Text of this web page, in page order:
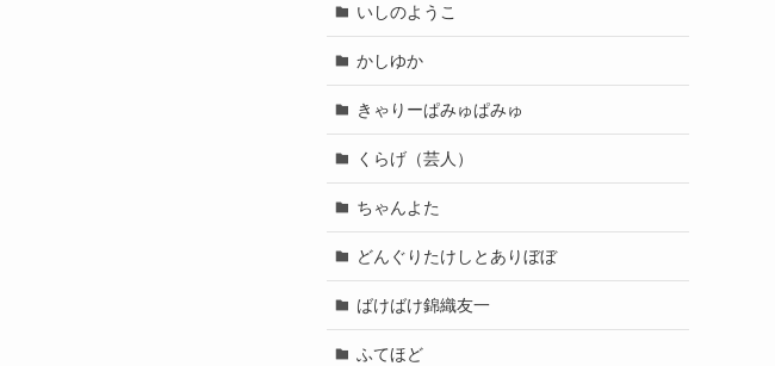
いしのようこ
かしゆか
きゃりーぱみゅぱみゅ
くらげ（芸人）
ちゃんよた
どんぐりたけしとありぼぼ
ばけばけ錦織友一
ふてほど